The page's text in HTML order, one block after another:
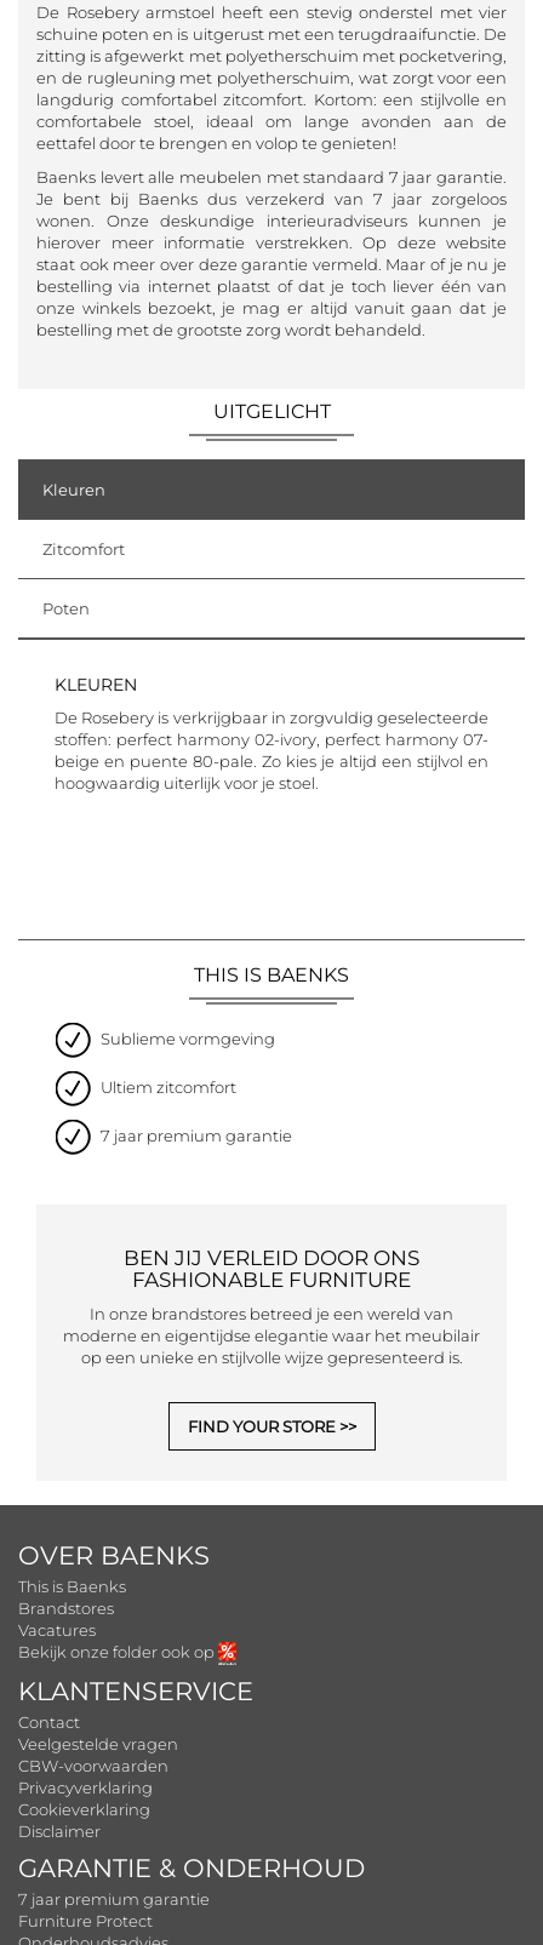
De Rosebery armstoel heeft een stevig onderstel met vier
schuine poten en is uitgerust met een terugdraaifunctie. De
zitting is afgewerkt met polyetherschuim met pocketvering,
en de rugleuning met polyetherschuim, wat zorgt voor een
langdurig comfortabel zitcomfort. Kortom: een stijlvolle en
comfortabele stoel, ideaal om lange avonden aan de
eettafel door te brengen en volop te genieten!
Baenks levert alle meubelen met standaard 7 jaar garantie.
Je bent bij Baenks dus verzekerd van 7 jaar zorgeloos
wonen. Onze deskundige interieuradviseurs kunnen je
hierover meer informatie verstrekken. Op deze website
staat ook meer over deze garantie vermeld. Maar of je nu je
bestelling via internet plaatst of dat je toch liever één van
onze winkels bezoekt, je mag er altijd vanuit gaan dat je
bestelling met de grootste zorg wordt behandeld.
UITGELICHT
Kleuren
Zitcomfort
Poten
KLEUREN
De Rosebery is verkrijgbaar in zorgvuldig geselecteerde
stoffen: perfect harmony 02-ivory, perfect harmony 07-
beige en puente 80-pale. Zo kies je altijd een stijlvol en
hoogwaardig uiterlijk voor je stoel.
THIS IS BAENKS
Sublieme vormgeving
Ultiem zitcomfort
7 jaar premium garantie
BEN JIJ VERLEID DOOR ONS
FASHIONABLE FURNITURE
In onze brandstores betreed je een wereld van
moderne en eigentijdse elegantie waar het meubilair
op een unieke en stijlvolle wijze gepresenteerd is.
FIND YOUR STORE
OVER BAENKS
This is Baenks
Brandstores
Vacatures
Bekijk onze folder ook op
KLANTENSERVICE
Contact
Veelgestelde vragen
CBW-voorwaarden
Privacyverklaring
Cookieverklaring
Disclaimer
GARANTIE & ONDERHOUD
7 jaar premium garantie
Furniture Protect